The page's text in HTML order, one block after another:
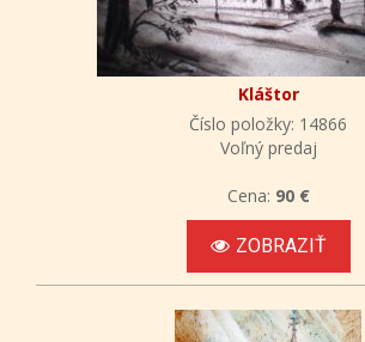
Kláštor
Číslo položky: 14866
Voľný predaj
Cena: 90 €
ZOBRAZIŤ